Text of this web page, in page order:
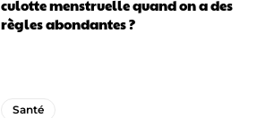
culotte menstruelle quand on a des
règles abondantes ?
Santé